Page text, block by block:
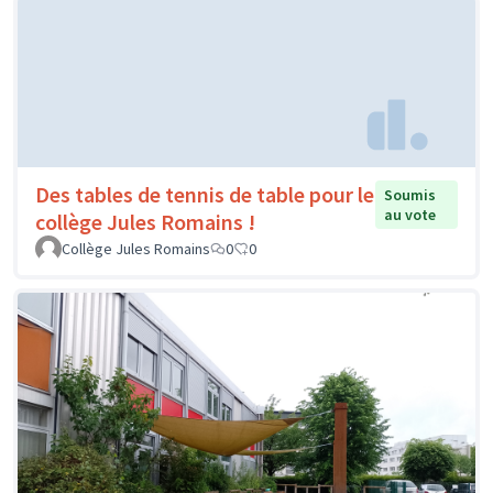
Des tables de tennis de table pour le
collège Jules Romains !
Soumis
au vote
Collège Jules Romains
0 0